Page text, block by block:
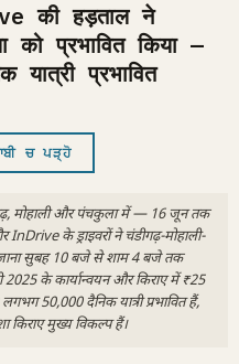
की हड़ताल ने
को प्रभावित किया —
प्रभावित
ਚ ਪੜ੍ਹੋ
मोहाली और पंचकुला में — 16 जून तक
InDrive के ड्राइवरों ने चंडीगढ़-मोहाली-
सुबह 10 बजे से शाम 4 बजे तक
2025 के कार्यान्वयन और किराए में ₹25
50,000 दैनिक यात्री प्रभावित हैं,
किराए मुख्य विकल्प हैं।